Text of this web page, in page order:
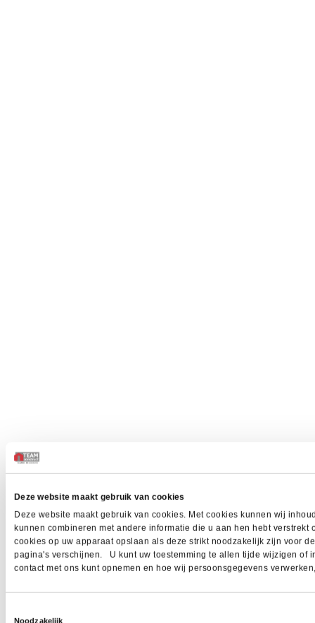
Deze website maakt gebruik van cookies
Deze website maakt gebruik van cookies. Met cookies kunnen wij
kunnen combineren met andere informatie die u aan hen hebt
cookies op uw apparaat opslaan als deze strikt noodzakelijk zijn voor
pagina's verschijnen. U kunt uw toestemming te allen tijde wijzigen of
contact met ons kunt opnemen en hoe wij persoonsgegevens
Noodzakelijk